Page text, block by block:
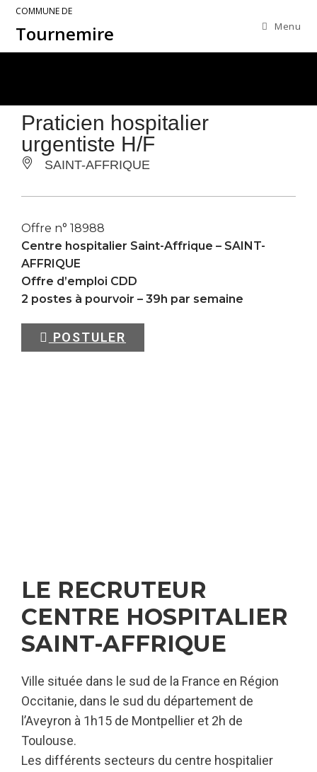
COMMUNE DE
Tournemire Menu
Praticien hospitalier
urgentiste H/F
SAINT-AFFRIQUE
Offre n° 18988
Centre hospitalier Saint-Affrique – SAINT-
AFFRIQUE
Offre d’emploi CDD
2 postes à pourvoir – 39h par semaine
POSTULER
LE RECRUTEUR
CENTRE HOSPITALIER
SAINT-AFFRIQUE
Ville située dans le sud de la France en Région
Occitanie, dans le sud du département de
l’Aveyron à 1h15 de Montpellier et 2h de
Toulouse.
Les différents secteurs du centre hospitalier